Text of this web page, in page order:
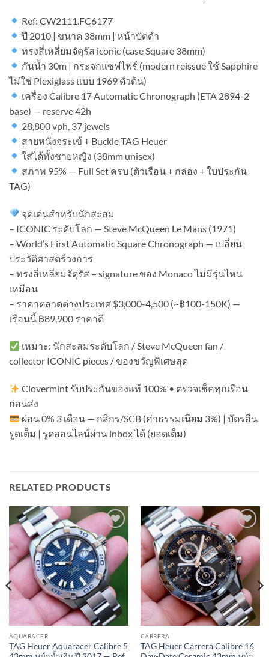
Ref: CW2111.FC6177
ปี 2010 | ขนาด 38mm | หน้าปัดดำ
ทรงสี่เหลี่ยมจัตุรัส iconic (case Square 38mm)
กันน้ำ 30m | กระจกแซฟไฟร์ (modern reissue ใช้ Sapphire
ไม่ใช่ Plexiglass แบบ 1969 ตัวต้น)
เครื่อง Calibre 17 Automatic Chronograph (ETA 2894-2
base) — reserve 42h
28,800 vph, 37 jewels
สายหนังจระเข้ + Buckle TAG Heuer
ใส่ได้ทั้งชายหญิง (38mm unisex)
สภาพ 95% — Full Set ครบ (ตัวเรือน + กล่อง + ใบประกัน
TAG)
จุดเด่นสำหรับนักสะสม
– ICONIC ระดับโลก — Steve McQueen Le Mans (1971)
– World’s First Automatic Square Chronograph — เปลี่ยน
ประวัติศาสตร์วงการ
– ทรงสี่เหลี่ยมจัตุรัส = signature ของ Monaco ไม่มีรุ่นไหน
เหมือน
– ราคาตลาดต่างประเทศ $3,000-4,500 (~฿100-150K) —
เรือนนี้ ฿89,900 ราคาดี
เหมาะ: นักสะสมระดับโลก / Steve McQueen fan /
collector ICONIC pieces / ของขวัญพิเศษสุด
Clovermint รับประกันของแท้ 100% • ตรวจเช็คทุกเรือน
ก่อนส่ง
ผ่อน 0% 3 เดือน — กสิกร/SCB (ค่าธรรมเนียม 3%) | บัตรอื่น
รูดเต็ม | รูดออนไลน์ผ่าน inbox ได้ (ยอดเต็ม)
RELATED PRODUCTS
Add to
Wishlist
AQUARACER
TAG Heuer Aquaracer Calibre 5
Add to
Wishlist
CARRERA
TAG Heuer Carrera Calibre 16